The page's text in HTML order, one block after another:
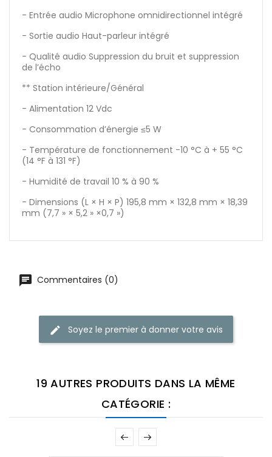
- Entrée audio Microphone omnidirectionnel intégré
- Sortie audio Haut-parleur intégré
- Qualité audio Suppression du bruit et suppression
de l’écho
** Station intérieure/Général
- Alimentation 12 Vdc
- Consommation d’énergie ≤5 W
- Température de fonctionnement -10 °C à + 55 °C
(14 °F à 131 °F)
- Humidité de travail 10 % à 90 %
- Dimensions (L × H × P) 195,8 mm × 132,8 mm × 18,39
mm (7,7 » × 5,2 » ×0,7 »)
Commentaires (0)
Soyez le premier à donner votre avis
19 AUTRES PRODUITS DANS LA MÊME
CATÉGORIE :